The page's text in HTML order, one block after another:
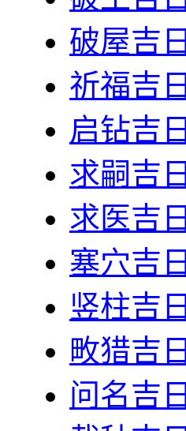
破屋吉日
祈福吉日
启钻吉日
求嗣吉日
求医吉日
塞穴吉日
竖柱吉日
畋猎吉日
问名吉日